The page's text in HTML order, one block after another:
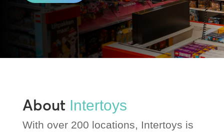
About Intertoys
With over 200 locations, Intertoys is